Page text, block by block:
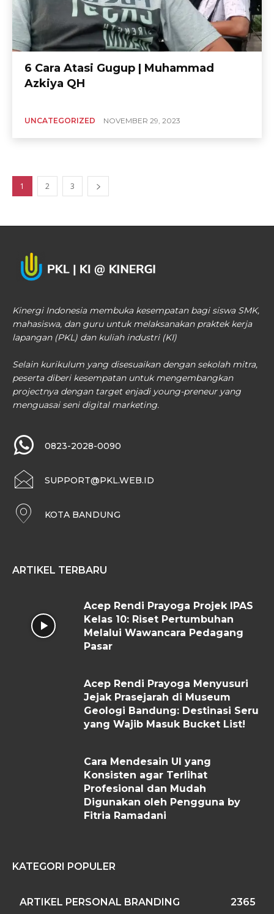
6 Cara Atasi Gugup | Muhammad
Azkiya QH
UNCATEGORIZED NOVEMBER 29, 2023
1 2 3
Kinergi Indonesia membuka kesempatan bagi siswa SMK,
mahasiswa, dan guru untuk melaksanakan praktek kerja
lapangan (PKL) dan kuliah industri (KI)
Selain kurikulum yang disesuaikan dengan sekolah mitra,
peserta diberi kesempatan untuk mengembangkan
projectnya dengan target enjadi young-preneur yang
menguasai seni digital marketing.
0823-2028-0090
SUPPORT@PKL.WEB.ID
KOTA BANDUNG
ARTIKEL TERBARU
Acep Rendi Prayoga Projek IPAS
Kelas 10: Riset Pertumbuhan
Melalui Wawancara Pedagang
Pasar
Acep Rendi Prayoga Menyusuri
Jejak Prasejarah di Museum
Geologi Bandung: Destinasi Seru
yang Wajib Masuk Bucket List!
Cara Mendesain UI yang
Konsisten agar Terlihat
Profesional dan Mudah
Digunakan oleh Pengguna by
Fitria Ramadani
KATEGORI POPULER
ARTIKEL PERSONAL BRANDING 2365